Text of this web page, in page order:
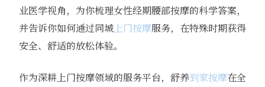
业医学视角，为你梳理女性经期腰部按摩的科学答案，
并告诉你如何通过同城上门按摩服务，在特殊时期获得
安全、舒适的放松体验。
作为深耕上门按摩领域的服务平台，舒养到家按摩在全